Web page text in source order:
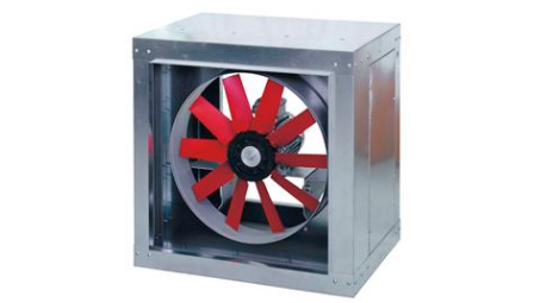
DETAILS